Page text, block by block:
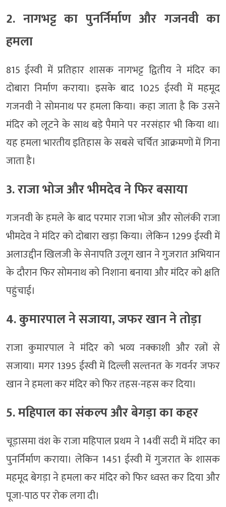
2. नागभट्ट का पुनर्निर्माण और गजनवी का
हमला
815 ईस्वी में प्रतिहार शासक नागभट्ट द्वितीय ने मंदिर का
दोबारा निर्माण कराया। इसके बाद 1025 ईस्वी में महमूद
गजनवी ने सोमनाथ पर हमला किया। कहा जाता है कि उसने
मंदिर को लूटने के साथ बड़े पैमाने पर नरसंहार भी किया था।
यह हमला भारतीय इतिहास के सबसे चर्चित आक्रमणों में गिना
जाता है।
3. राजा भोज और भीमदेव ने फिर बसाया
गजनवी के हमले के बाद परमार राजा भोज और सोलंकी राजा
भीमदेव ने मंदिर को दोबारा खड़ा किया। लेकिन 1299 ईस्वी में
अलाउद्दीन खिलजी के सेनापति उलूग खान ने गुजरात अभियान
के दौरान फिर सोमनाथ को निशाना बनाया और मंदिर को क्षति
पहुंचाई।
4. कुमारपाल ने सजाया, जफर खान ने तोड़ा
राजा कुमारपाल ने मंदिर को भव्य नक्काशी और रत्नों से
सजाया। मगर 1395 ईस्वी में दिल्ली सल्तनत के गवर्नर जफर
खान ने हमला कर मंदिर को फिर तहस-नहस कर दिया।
5. महिपाल का संकल्प और बेगड़ा का कहर
चूड़ासमा वंश के राजा महिपाल प्रथम ने 14वीं सदी में मंदिर का
पुनर्निर्माण कराया। लेकिन 1451 ईस्वी में गुजरात के शासक
महमूद बेगड़ा ने हमला कर मंदिर को फिर ध्वस्त कर दिया और
पूजा-पाठ पर रोक लगा दी।